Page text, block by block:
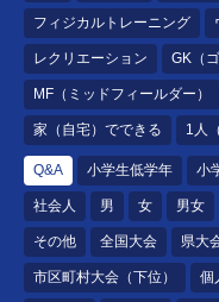
フィジカルトレーニング
レクリエーション GK（
MF（ミッドフィールダー）
家（自宅）でできる 1人
Q&A 小学生低学年 小
社会人 男 女 男女
その他 全国大会 県大
市区町村大会（下位） 個